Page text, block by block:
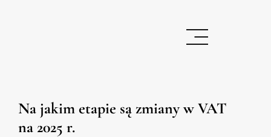
Toggle
OFERTA
Na jakim etapie są zmiany w VAT
na 2025 r.